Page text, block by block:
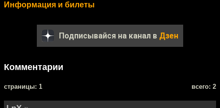
Информация и билеты
Подписывайся на канал в Дзен
Комментарии
cтраницы: 1 всего: 2